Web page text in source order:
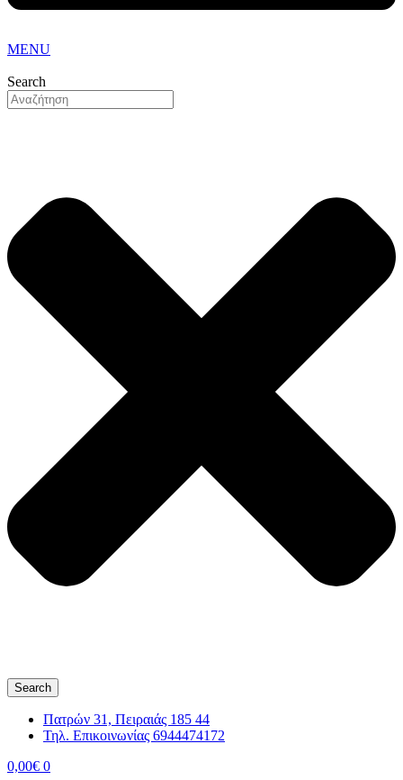
MENU
Search
Search
Πατρών 31, Πειραιάς 185 44
Τηλ. Επικοινωνίας 6944474172
0,00€ 0